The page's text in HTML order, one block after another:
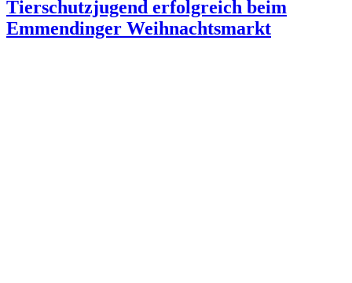
Tierschutzjugend erfolgreich beim
Emmendinger Weihnachtsmarkt